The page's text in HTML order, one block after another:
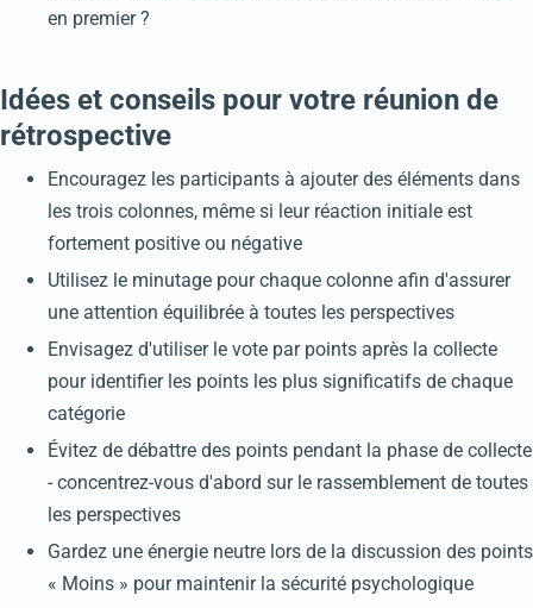
en premier ?
Idées et conseils pour votre réunion de
rétrospective
Encouragez les participants à ajouter des éléments dans
les trois colonnes, même si leur réaction initiale est
fortement positive ou négative
Utilisez le minutage pour chaque colonne afin d'assurer
une attention équilibrée à toutes les perspectives
Envisagez d'utiliser le vote par points après la collecte
pour identifier les points les plus significatifs de chaque
catégorie
Évitez de débattre des points pendant la phase de collecte
- concentrez-vous d'abord sur le rassemblement de toutes
les perspectives
Gardez une énergie neutre lors de la discussion des points
« Moins » pour maintenir la sécurité psychologique